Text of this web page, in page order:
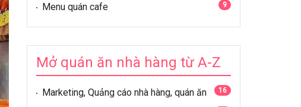
Menu quán cafe 9
Mở quán ăn nhà hàng từ A-Z
Marketing, Quảng cáo nhà hàng, quán ăn 16